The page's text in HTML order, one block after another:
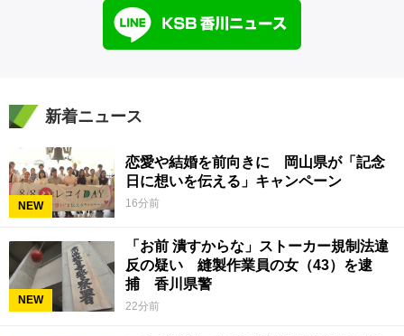
新着ニュース
NEW
恋愛や結婚を前向きに 岡山県が「記念
日に想いを伝える」キャンペーン
16分前
NEW
「お前 潰すからな」ストーカー規制法違
反の疑い 縫製作業員の女（43）を逮
捕 香川県警
22分前